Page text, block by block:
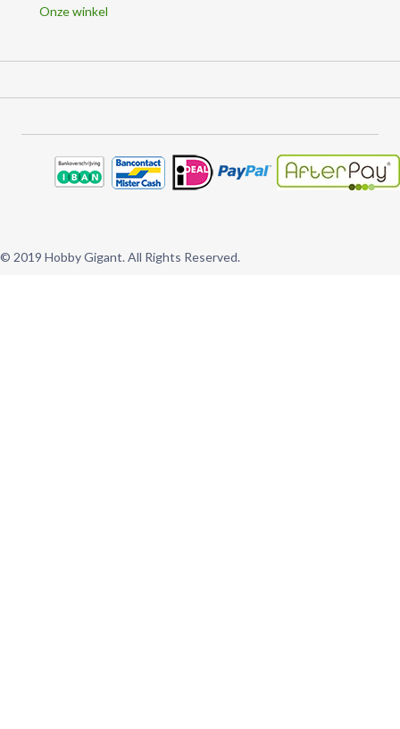
Onze winkel
© 2019 Hobby Gigant. All Rights Reserved.